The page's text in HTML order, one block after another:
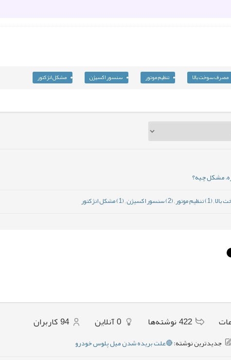
مصرف سوخت بالا تنظیم موتور سنسور اکسیژن مشکل انژکتور
,(1) تنظیم موتور ,(2) سنسور اکسیژن ,(1) مشکل انژکتور
422نوشته‌ها 0آنلاین 94کاربران
جدیدترین نوشته:🔴علت بریده شدن میل پلوس خودرو